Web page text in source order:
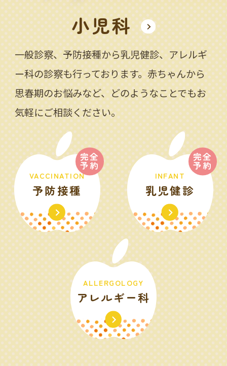
小児科
一般診察、予防接種から乳児健診、アレルギ
ー科の診察も行っております。赤ちゃんから
思春期のお悩みなど、どのようなことでもお
気軽にご相談ください。
VACCINATION
予防接種
完全
予約
INFANT
乳児健診
完全
予約
ALLERGOLOGY
アレルギー科